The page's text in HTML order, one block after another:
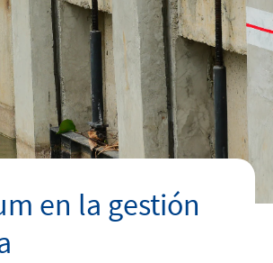
linkedintwitterinstagramyoutube
en la gestión